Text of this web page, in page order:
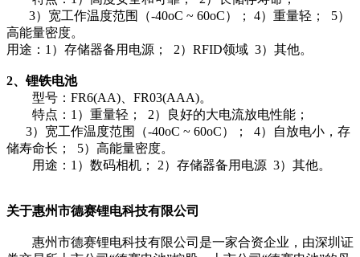
3）宽工作温度范围（-40oC ~ 60oC）； 4）重量轻； 5）
高能量密度。
用途：1）存储器备用电源； 2）RFID领域 3）其他。
2、锂铁电池
型号：FR6(AA)、FR03(AAA)。
特点：1）重量轻； 2）良好的大电流放电性能；
3）宽工作温度范围（-40oC ~ 60oC）； 4）自放电小，存
储寿命长； 5）高能量密度。
用途：1）数码相机； 2）存储器备用电源 3）其他。
关于惠州市德赛锂电科技有限公司
惠州市德赛锂电科技有限公司是一家合资企业，由深圳证